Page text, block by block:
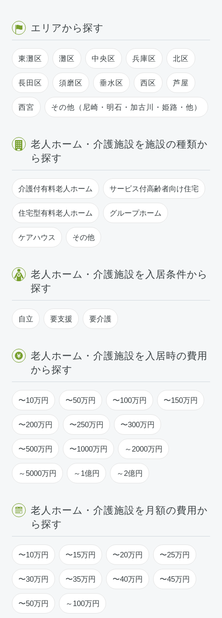
エリアから探す
東灘区 灘区 中央区 兵庫区 北区
長田区 須磨区 垂水区 西区 芦屋
西宮 その他（尼崎・明石・加古川・姫路・他）
老人ホーム・介護施設を施設の種類か
ら探す
介護付有料老人ホーム サービス付高齢者向け住宅
住宅型有料老人ホーム グループホーム
ケアハウス その他
老人ホーム・介護施設を入居条件から
探す
自立 要支援 要介護
老人ホーム・介護施設を入居時の費用
から探す
〜10万円 〜50万円 〜100万円 〜150万円
〜200万円 〜250万円 〜300万円
〜500万円 〜1000万円 ～2000万円
～5000万円 ～1億円 ～2億円
老人ホーム・介護施設を月額の費用か
ら探す
〜10万円 〜15万円 〜20万円 〜25万円
〜30万円 〜35万円 〜40万円 〜45万円
〜50万円 ～100万円